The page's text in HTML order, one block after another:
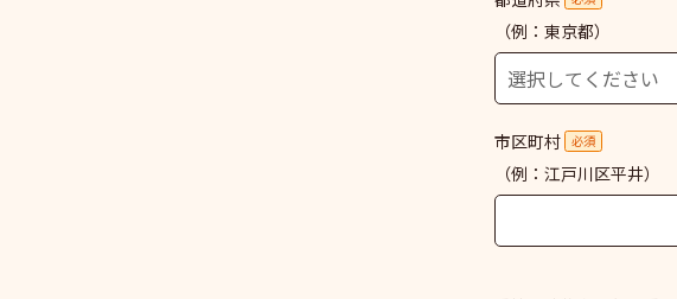
（例：東京都）
市区町村 必須
（例：江戸川区平井）